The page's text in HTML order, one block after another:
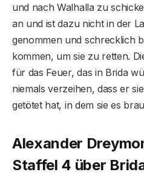
und nach Walhalla zu
an und ist dazu nicht in der
genommen und schrecklich
kommen, um sie zu retten.
für das Feuer, das in Brida
niemals verzeihen, dass er
getötet hat, in dem sie es
Alexander
Staffel 4 über